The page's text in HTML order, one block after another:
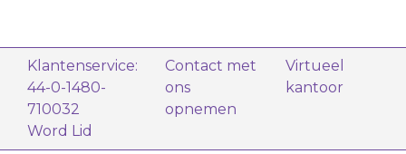
Klantenservice:
44-0-1480-
710032
Contact met
ons
opnemen
Virtueel
kantoor
Word Lid